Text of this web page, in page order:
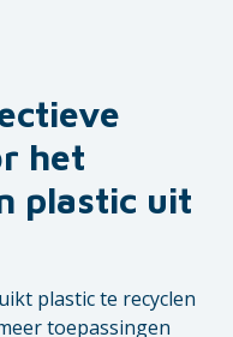
het
plastic uit
plastic te recyclen
toepassingen